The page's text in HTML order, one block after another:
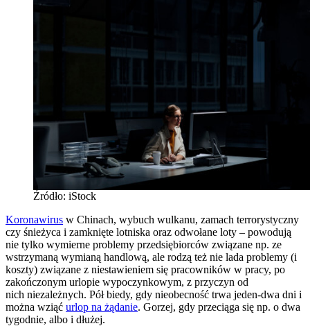
Źródło: iStock
Koronawirus w Chinach, wybuch wulkanu, zamach terrorystyczny
czy śnieżyca i zamknięte lotniska oraz odwołane loty – powodują
nie tylko wymierne problemy przedsiębiorców związane np. ze
wstrzymaną wymianą handlową, ale rodzą też nie lada problemy (i
koszty) związane z niestawieniem się pracowników w pracy, po
zakończonym urlopie wypoczynkowym, z przyczyn od
nich niezależnych. Pół biedy, gdy nieobecność trwa jeden-dwa dni i
można wziąć urlop na żądanie. Gorzej, gdy przeciąga się np. o dwa
tygodnie, albo i dłużej.